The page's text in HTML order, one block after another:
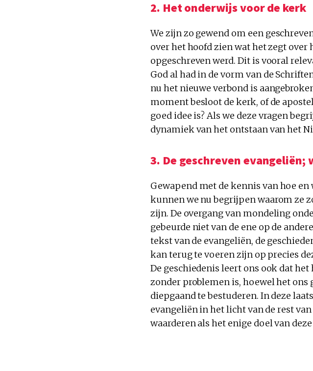
2. Het onderwijs voor de kerk
We zijn zo gewend om een
over het hoofd zien wat het zegt
opgeschreven werd. Dit is vooral
God al had in de vorm van de
nu het nieuwe verbond is
moment besloot de kerk, of de
goed idee is? Als we deze vragen
dynamiek van het ontstaan van het
3. De geschreven evangeliën;
Gewapend met de kennis van hoe
kunnen we nu begrijpen waarom ze
zijn. De overgang van mondeling
gebeurde niet van de ene op de
tekst van de evangeliën, de
kan terug te voeren zijn op precies
De geschiedenis leert ons ook dat
zonder problemen is, hoewel het
diepgaand te bestuderen. In deze
evangeliën in het licht van de rest
waarderen als het enige doel van